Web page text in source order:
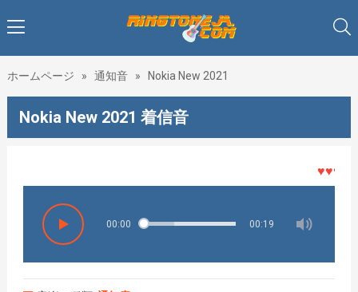
ホームページ » 通知音 » Nokia New 2021
Nokia New 2021 着信音
♥♥♥着メ
00:00 00:19